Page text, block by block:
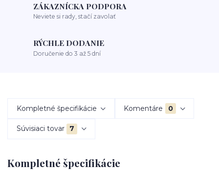
ZÁKAZNÍCKA PODPORA
Neviete si rady, stačí zavolať
RÝCHLE DODANIE
Doručenie do 3 až 5 dní
Kompletné špecifikácie Komentáre 0
Súvisiaci tovar 7
Kompletné špecifikácie